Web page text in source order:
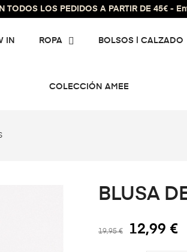
TODOS LOS PEDIDOS A PARTIR DE 45€ -
IN ROPA BOLSOS | CALZADO
COLECCIÓN AMEE
BLUSA
19,95 € 12,99 €